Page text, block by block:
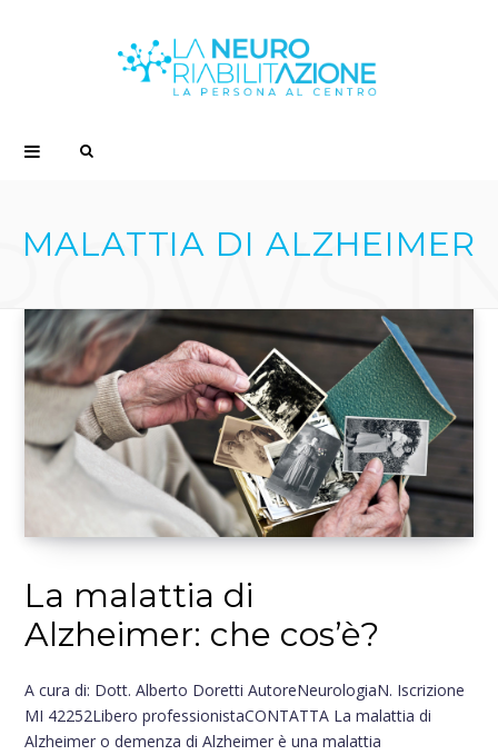
r
c
h
o
MALATTIA DI ALZHEIMER
La malattia di
Alzheimer: che cos’è?
A cura di: Dott. Alberto Doretti AutoreNeurologiaN. Iscrizione
MI 42252Libero professionistaCONTATTA La malattia di
Alzheimer o demenza di Alzheimer è una malattia